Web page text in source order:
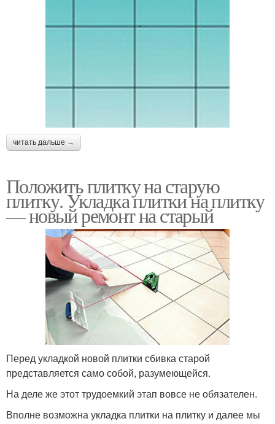
читать дальше →
Положить плитку на старую
плитку. Укладка плитки на плитку
— новый ремонт на старый
Перед укладкой новой плитки сбивка старой
представляется само собой, разумеющейся.
На деле же этот трудоемкий этап вовсе не обязателен.
Вполне возможна укладка плитки на плитку и далее мы